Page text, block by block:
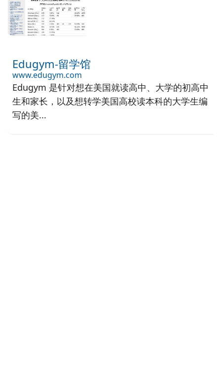
Edugym-留学馆
www.edugym.com
Edugym 是针对想在美国就读高中、大学的初高中
生和家长，以及想转学美国高校读本科的大学生编
写的美...